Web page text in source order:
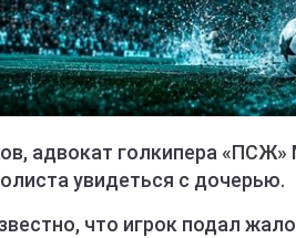
адвокат голкипера «ПСЖ»
увидеться с дочерью.
что игрок подал